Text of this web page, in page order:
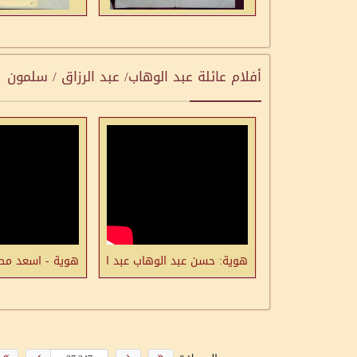
أفلام عائلة عبد الوهاب/ عبد الرزاق / سلمون
هوية: حسن عبد الوهاب عبد الوهاب من قرية
هوية - اسعد